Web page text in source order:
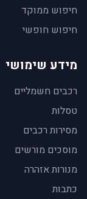
חיפוש ממוקד
חיפוש חופשי
מידע שימושי
רכבים חשמליים
טסלות
מסירות רכבים
מוסכים מורשים
מנורות אזהרה
כתבות